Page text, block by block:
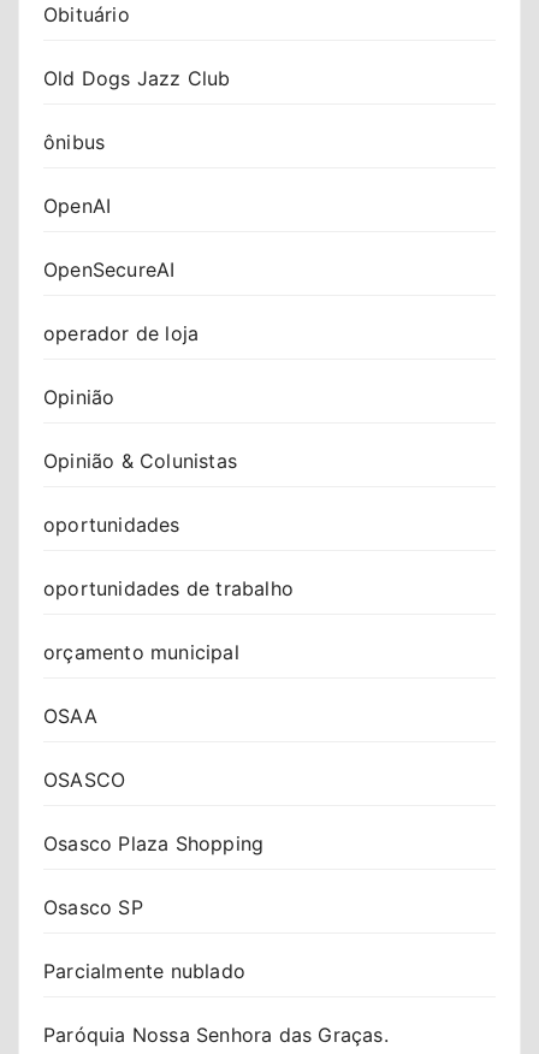
Obituário
Old Dogs Jazz Club
ônibus
OpenAI
OpenSecureAI
operador de loja
Opinião
Opinião & Colunistas
oportunidades
oportunidades de trabalho
orçamento municipal
OSAA
OSASCO
Osasco Plaza Shopping
Osasco SP
Parcialmente nublado
Paróquia Nossa Senhora das Graças.